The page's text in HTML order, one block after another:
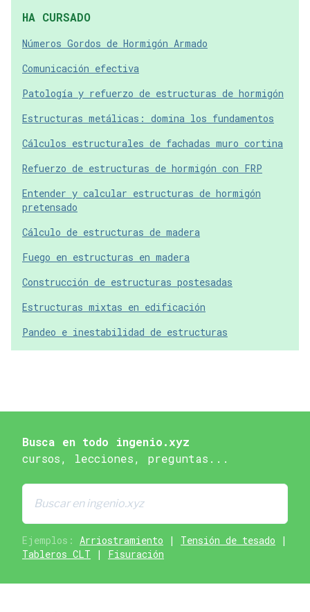
HA CURSADO
Números Gordos de Hormigón Armado
Comunicación efectiva
Patología y refuerzo de estructuras de hormigón
Estructuras metálicas: domina los fundamentos
Cálculos estructurales de fachadas muro cortina
Refuerzo de estructuras de hormigón con FRP
Entender y calcular estructuras de hormigón
pretensado
Cálculo de estructuras de madera
Fuego en estructuras en madera
Construcción de estructuras postesadas
Estructuras mixtas en edificación
Pandeo e inestabilidad de estructuras
Busca en todo ingenio.xyz
cursos, lecciones, preguntas...
Ejemplos: Arriostramiento | Tensión de tesado |
Tableros CLT | Fisuración